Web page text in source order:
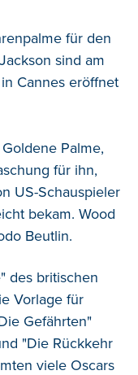
für den
sind am
Cannes eröffnet
Palme,
für ihn,
US-Schauspieler
bekam. Wood
Beutlin.
des britischen
Vorlage für
Gefährten"
"Die Rückkehr
viele Oscars